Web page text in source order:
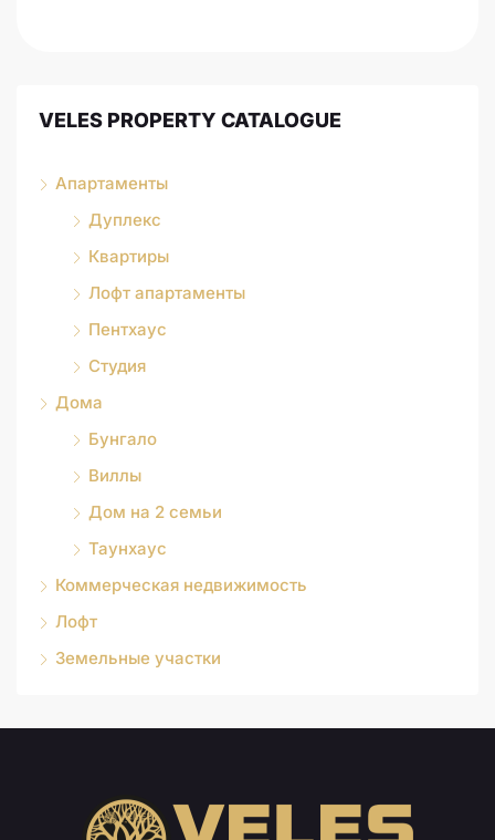
VELES PROPERTY CATALOGUE
Апартаменты
Дуплекс
Квартиры
Лофт апартаменты
Пентхаус
Студия
Дома
Бунгало
Виллы
Дом на 2 семьи
Таунхаус
Коммерческая недвижимость
Лофт
Земельные участки